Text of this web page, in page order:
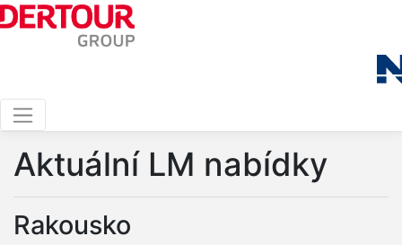
Aktuální LM nabídky
Rakousko